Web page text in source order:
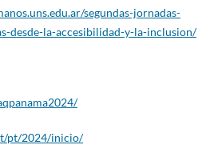
segundas-jornadas-
desde-la-accesibilidad-y-la-inclusion/
pt/2024/inicio/